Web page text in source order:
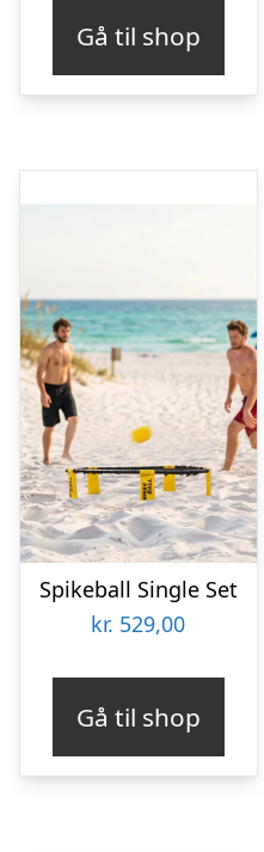
Gå til shop
Spikeball Single Set
kr. 529,00
Gå til shop